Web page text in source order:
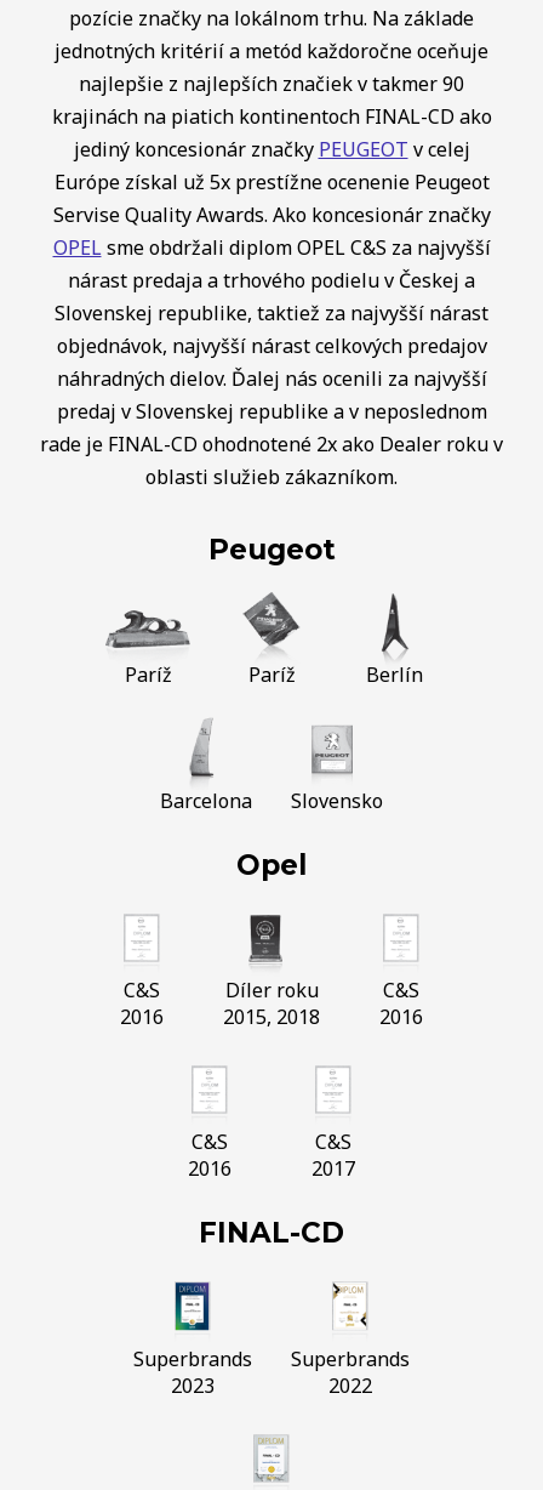
pozície značky na lokálnom trhu. Na základe
jednotných kritérií a metód každoročne oceňuje
najlepšie z najlepších značiek v takmer 90
krajinách na piatich kontinentoch FINAL-CD ako
jediný koncesionár značky PEUGEOT v celej
Európe získal už 5x prestížne ocenenie Peugeot
Servise Quality Awards. Ako koncesionár značky
OPELsme obdržali diplom OPEL C&S za najvyšší
nárast predaja a trhového podielu v Českej a
Slovenskej republike, taktiež za najvyšší nárast
objednávok, najvyšší nárast celkových predajov
náhradných dielov. Ďalej nás ocenili za najvyšší
predaj v Slovenskej republike a v neposlednom
rade je FINAL-CD ohodnotené 2x ako Dealer roku v
oblasti služieb zákazníkom.
Peugeot
Paríž Paríž Berlín
Barcelona Slovensko
Opel
C&S
2016
Díler roku
2015, 2018
C&S
2016
C&S
2016
C&S
2017
FINAL-CD
Superbrands
2023
Superbrands
2022